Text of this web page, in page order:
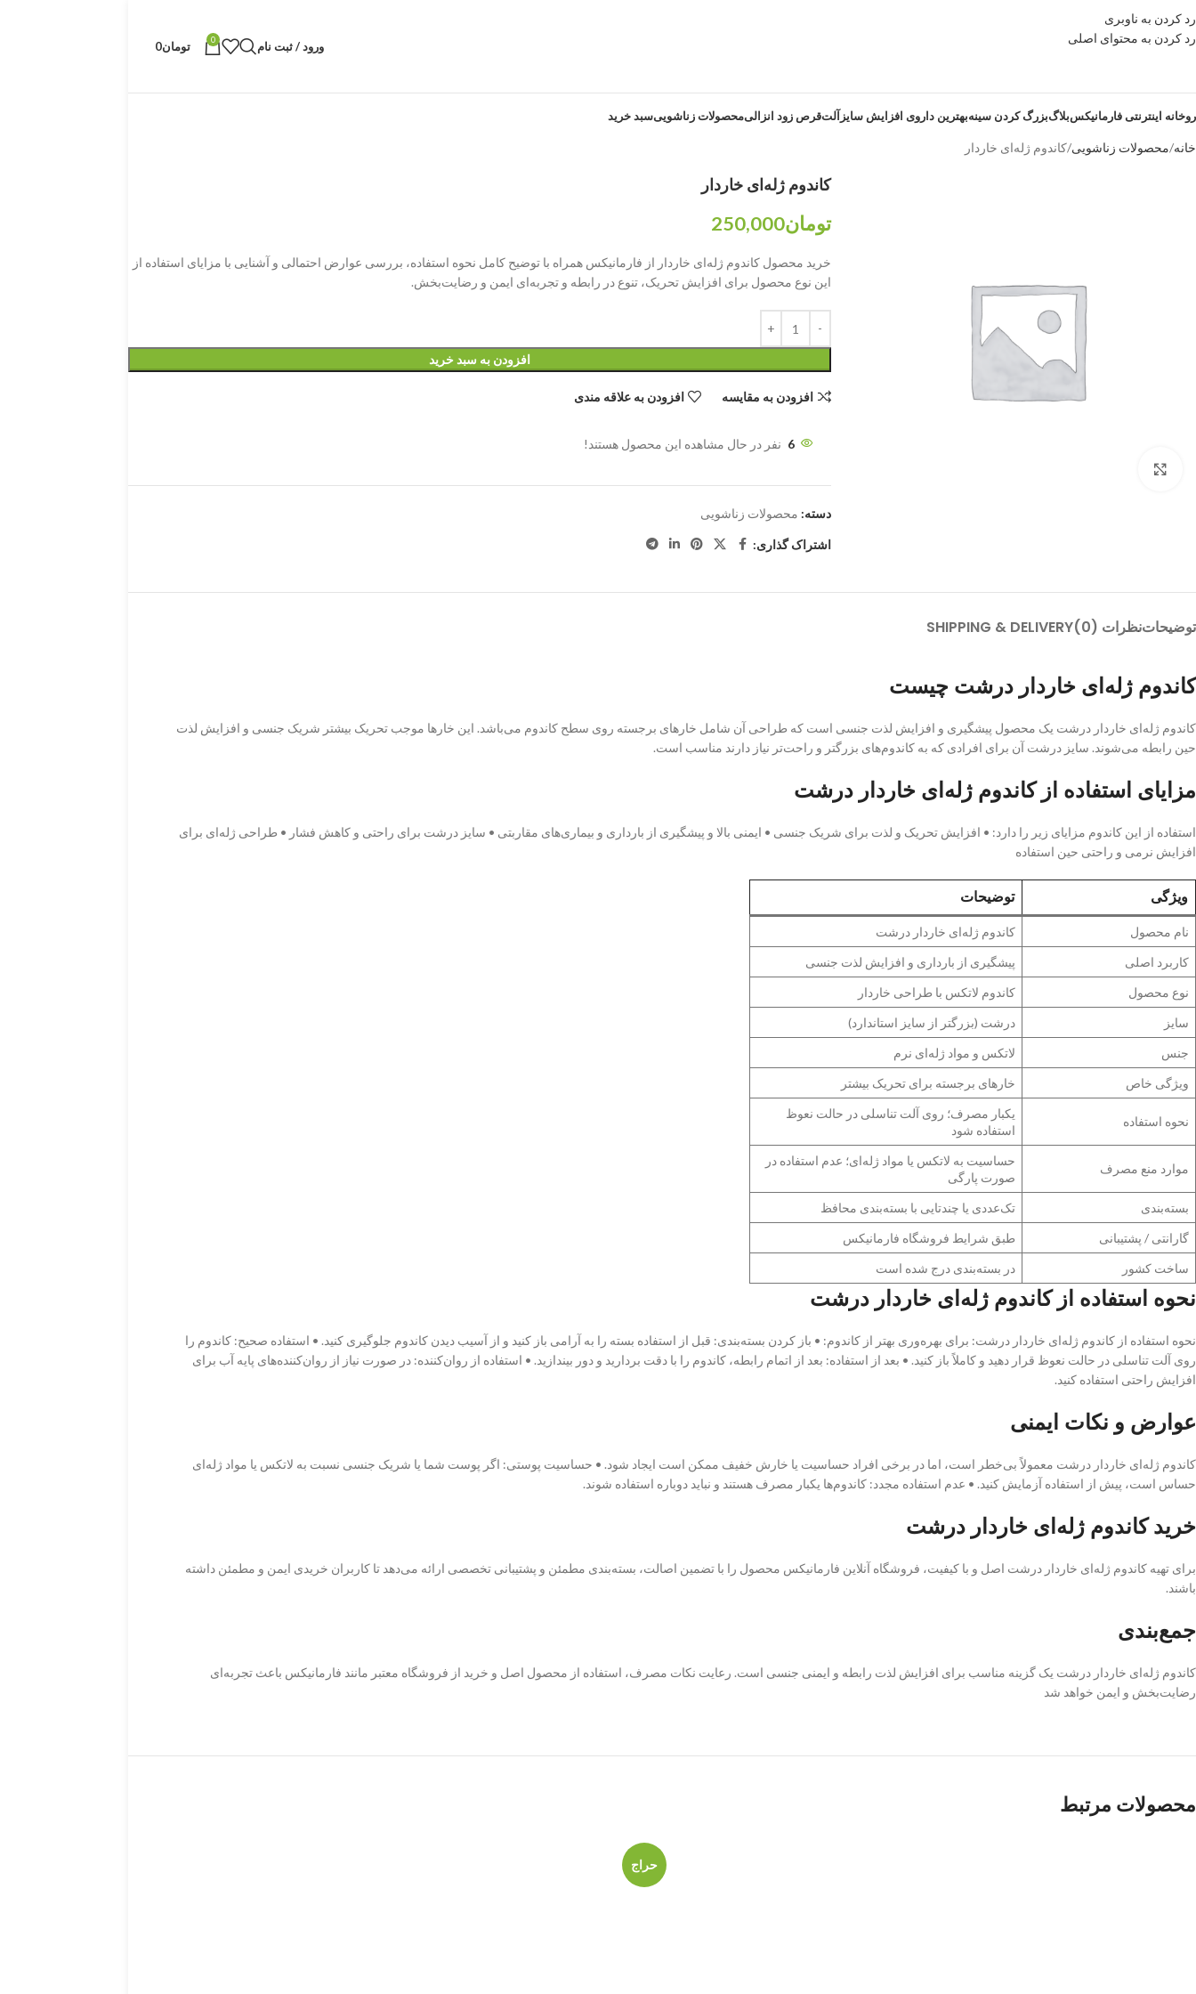
رد کردن به ناوبری
رد کردن به محتوای اصلی
ورود / ثبت نام 0 تومان0
اینترنتی فارمانیکسبلاگبزرگ کردن سینهبهترین داروی افزایش سایزآلتقرص زود انزالیمحصولات زناشوییسبد خرید
خانه محصولات زناشویی کاندوم ژله‌ای خاردار
کاندوم ژله‌ای خاردار
تومان250,000
خرید محصول کاندوم ژله‌ای خاردار از فارمانیکس همراه با توضیح کامل نحوه استفاده، بررسی عوارض احتمالی و آشنایی با مزایای استفاده از
این نوع محصول برای افزایش تحریک، تنوع در رابطه و تجربه‌ای ایمن و رضایت‌بخش.
افزودن به سبد خرید
افزودن به مقایسه افزودن به علاقه مندی
6 نفر در حال مشاهده این محصول هستند!
دسته: محصولات زناشویی
اشتراک گذاری:
توضیحاتنظرات (0) SHIPPING & DELIVERY
کاندوم ژله‌ای خاردار درشت چیست
کاندوم ژله‌ای خاردار درشت یک محصول پیشگیری و افزایش لذت جنسی است که طراحی آن شامل خارهای برجسته روی سطح کاندوم می‌باشد. این خارها موجب تحریک بیشتر شریک جنسی و افزایش لذت
حین رابطه می‌شوند. سایز درشت آن برای افرادی که به کاندوم‌های بزرگتر و راحت‌تر نیاز دارند مناسب است.
مزایای استفاده از کاندوم ژله‌ای خاردار درشت
استفاده از این کاندوم مزایای زیر را دارد: • افزایش تحریک و لذت برای شریک جنسی • ایمنی بالا و پیشگیری از بارداری و بیماری‌های مقاربتی • سایز درشت برای راحتی و کاهش فشار • طراحی ژله‌ای برای
افزایش نرمی و راحتی حین استفاده
ویژگی توضیحات
نام محصول
کاندوم ژله‌ای خاردار درشت
کاربرد اصلی
پیشگیری از بارداری و افزایش لذت جنسی
نوع محصول
کاندوم لاتکس با طراحی خاردار
سایز
درشت (بزرگتر از سایز استاندارد)
جنس
لاتکس و مواد ژله‌ای نرم
ویژگی خاص
خارهای برجسته برای تحریک بیشتر
نحوه استفاده
یکبار مصرف؛ روی آلت تناسلی در حالت نعوظ
استفاده شود
موارد منع مصرف
حساسیت به لاتکس یا مواد ژله‌ای؛ عدم استفاده در
صورت پارگی
بسته‌بندی
تک‌عددی یا چندتایی با بسته‌بندی محافظ
گارانتی / پشتیبانی
طبق شرایط فروشگاه فارمانیکس
ساخت کشور
در بسته‌بندی درج شده است
نحوه استفاده از کاندوم ژله‌ای خاردار درشت
نحوه استفاده از کاندوم ژله‌ای خاردار درشت: برای بهره‌وری بهتر از کاندوم: • باز کردن بسته‌بندی: قبل از استفاده بسته را به آرامی باز کنید و از آسیب دیدن کاندوم جلوگیری کنید. • استفاده صحیح: کاندوم را
روی آلت تناسلی در حالت نعوظ قرار دهید و کاملاً باز کنید. • بعد از استفاده: بعد از اتمام رابطه، کاندوم را با دقت بردارید و دور بیندازید. • استفاده از روان‌کننده: در صورت نیاز از روان‌کننده‌های پایه آب برای
افزایش راحتی استفاده کنید.
عوارض و نکات ایمنی
کاندوم ژله‌ای خاردار درشت معمولاً بی‌خطر است، اما در برخی افراد حساسیت یا خارش خفیف ممکن است ایجاد شود. • حساسیت پوستی: اگر پوست شما یا شریک جنسی نسبت به لاتکس یا مواد ژله‌ای
حساس است، پیش از استفاده آزمایش کنید. • عدم استفاده مجدد: کاندوم‌ها یکبار مصرف هستند و نباید دوباره استفاده شوند.
خرید کاندوم ژله‌ای خاردار درشت
برای تهیه کاندوم ژله‌ای خاردار درشت اصل و با کیفیت، فروشگاه آنلاین فارمانیکس محصول را با تضمین اصالت، بسته‌بندی مطمئن و پشتیبانی تخصصی ارائه می‌دهد تا کاربران خریدی ایمن و مطمئن داشته
باشند.
جمع‌بندی
کاندوم ژله‌ای خاردار درشت یک گزینه مناسب برای افزایش لذت رابطه و ایمنی جنسی است. رعایت نکات مصرف، استفاده از محصول اصل و خرید از فروشگاه معتبر مانند فارمانیکس باعث تجربه‌ای
رضایت‌بخش و ایمن خواهد شد
محصولات مرتبط
حراج